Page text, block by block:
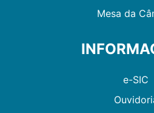
Mesa da
e-SIC